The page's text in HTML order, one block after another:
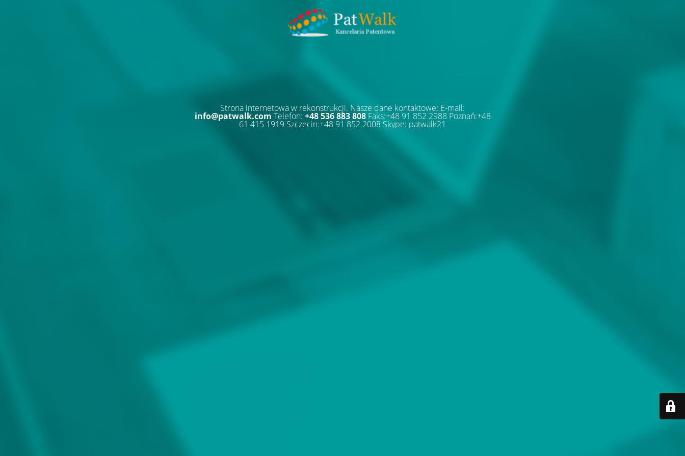
Strona internetowa w rekonstrukcji. Nasze dane kontaktowe: E-mail:
info@patwalk.com Telefon: +48 536 883 808Faks:+48 91 852 2988 Poznań:+48
61 415 1919 Szczecin:+48 91 852 2008 Skype: patwalk21